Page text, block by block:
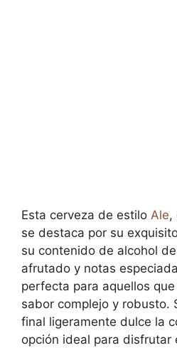
Esta cerveza de estilo Ale,
se destaca por su
su contenido de alcohol
afrutado y notas
perfecta para aquellos
sabor complejo y robusto.
final ligeramente dulce la
opción ideal para disfrutar